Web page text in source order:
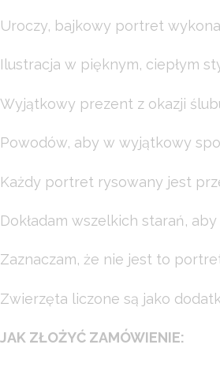
Uroczy, bajkowy portret
Ilustracja w pięknym, ciepłym
Wyjątkowy prezent z okazji
Powodów, aby w wyjątkowy
Każdy portret rysowany jest
Dokładam wszelkich starań,
Zaznaczam, że nie jest to
Zwierzęta liczone są jako
JAK ZŁOŻYĆ ZAMÓWIENIE: